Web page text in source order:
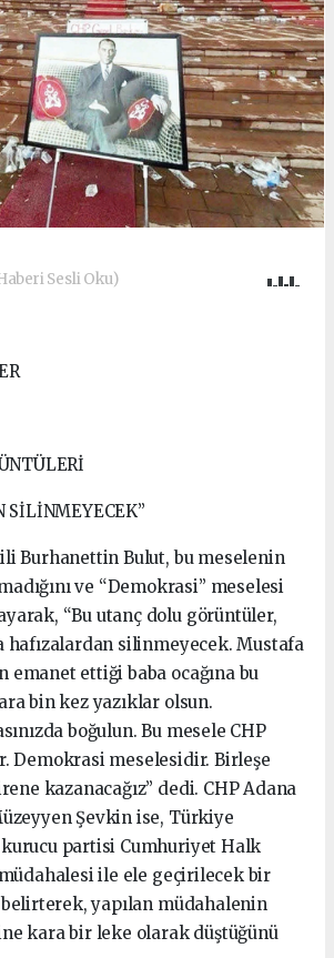
Sesli Oku)
Burhanettin Bulut, bu meselenin
ve “Demokrasi” meselesi
“Bu utanç dolu görüntüler,
silinmeyecek. Mustafa
emanet ettiği baba ocağına bu
bin kez yazıklar olsun.
boğulun. Bu mesele CHP
Demokrasi meselesidir. Birleşe
kazanacağız” dedi. CHP Adana
Şevkin ise, Türkiye
partisi Cumhuriyet Halk
ile ele geçirilecek bir
belirterek, yapılan müdahalenin
kara bir leke olarak düştüğünü